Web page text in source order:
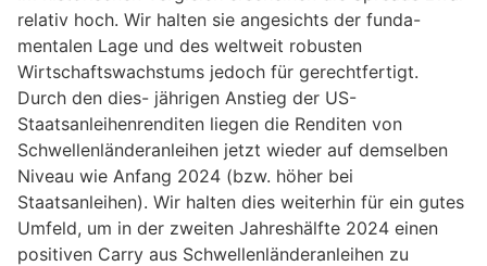
relativ hoch. Wir halten sie angesichts der funda-
mentalen Lage und des weltweit robusten
Wirtschaftswachstums jedoch für gerechtfertigt.
Durch den dies- jährigen Anstieg der US-
Staatsanleihenrenditen liegen die Renditen von
Schwellenländeranleihen jetzt wieder auf demselben
Niveau wie Anfang 2024 (bzw. höher bei
Staatsanleihen). Wir halten dies weiterhin für ein gutes
Umfeld, um in der zweiten Jahreshälfte 2024 einen
positiven Carry aus Schwellenländeranleihen zu